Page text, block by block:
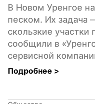
В Новом Уренгое
песком. Их задача
скользкие участки
сообщили в
сервисной
Подробнее >